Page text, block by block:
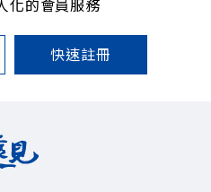
化的會員服務
快速註冊